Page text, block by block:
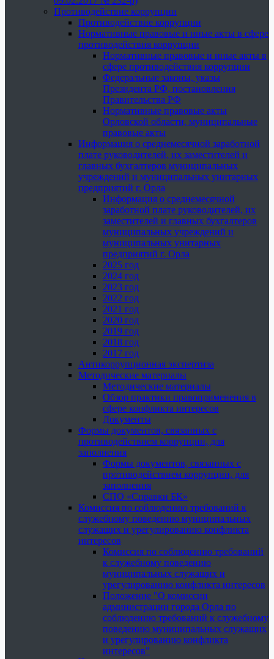
Противодействие коррупции
Противодействие коррупции
Нормативные правовые и иные акты в сфере
противодействия коррупции
Нормативные правовые и иные акты в
сфере противодействия коррупции
Федеральные законы, указы
Президента РФ, постановления
Правительства РФ
Нормативные правовые акты
Орловской области, муниципальные
правовые акты
Информация о среднемесячной заработной
плате руководителей, их заместителей и
главных бухгалтеров муниципальных
учреждений и муниципальных унитарных
предприятий г. Орла
Информация о среднемесячной
заработной плате руководителей, их
заместителей и главных бухгалтеров
муниципальных учреждений и
муниципальных унитарных
предприятий г. Орла
2025 год
2024 год
2023 год
2022 год
2021 год
2020 год
2019 год
2018 год
2017 год
Антикоррупционная экспертиза
Методические материалы
Методические материалы
Обзор практики правоприменения в
сфере конфликта интересов
Документы
Формы документов, связанных с
противодействием коррупции, для
заполнения
Формы документов, связанных с
противодействием коррупции, для
заполнения
СПО «Справки БК»
Комиссия по соблюдению требований к
служебному поведению муниципальных
служащих и урегулированию конфликта
интересов
Комиссия по соблюдению требований
к служебному поведению
муниципальных служащих и
урегулированию конфликта интересов
Положение "О комиссии
администрации города Орла по
соблюдению требований к служебному
поведению муниципальных служащих
и урегулированию конфликта
интересов"